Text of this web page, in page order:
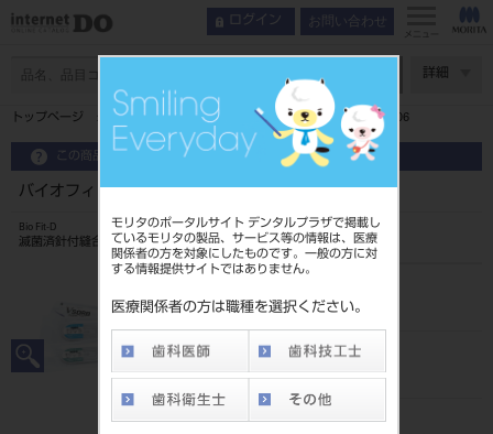
モリタのポータルサイト デンタルプラザで掲載し
ているモリタの製品、サービス等の情報は、医療
関係者の方を対象にしたものです。一般の方に対
する情報提供サイトではありません。
医療関係者の方は職種を選択ください。
ログイン お問い合わせ
メニュー
詳細
トップページ バイオフィットD テフデッサーII（非吸収性） TD-06
この商品に関するお問い合わせ
バイオフィットD テフデッサーII（非吸収性） TD-06
Bio Fit-D
滅菌済針付縫合糸
207500406
JAN/EANコード
標準価格